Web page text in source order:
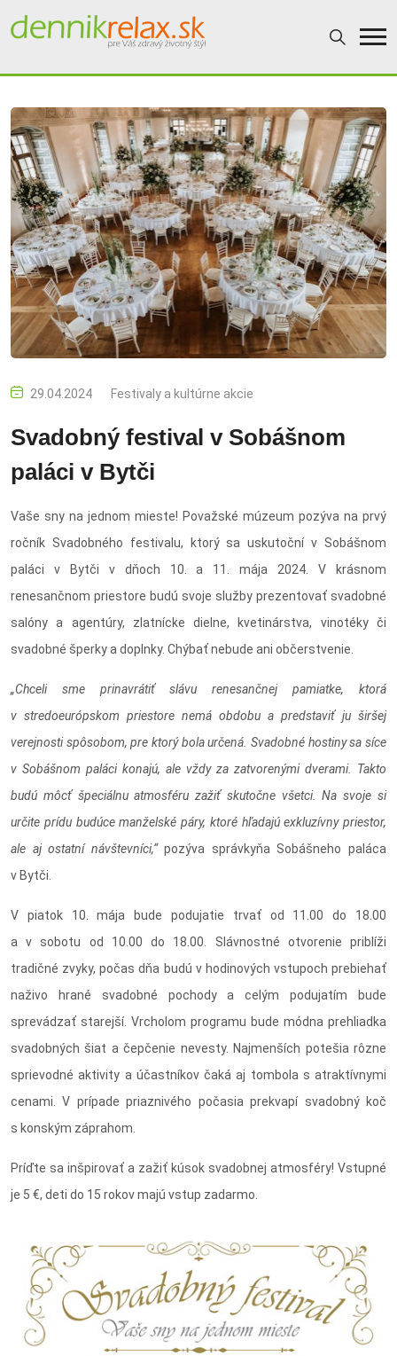
29.04.2024 Festivaly a kultúrne akcie
Svadobný festival v Sobášnom
paláci v Bytči
Vaše sny na jednom mieste! Považské múzeum pozýva na prvý
ročník Svadobného festivalu, ktorý sa uskutoční v Sobášnom
paláci v Bytči v dňoch 10. a 11. mája 2024. V krásnom
renesančnom priestore budú svoje služby prezentovať svadobné
salóny a agentúry, zlatnícke dielne, kvetinárstva, vinotéky či
svadobné šperky a doplnky. Chýbať nebude ani občerstvenie.
„Chceli sme prinavrátiť slávu renesančnej pamiatke, ktorá
v stredoeurópskom priestore nemá obdobu a predstaviť ju širšej
verejnosti spôsobom, pre ktorý bola určená. Svadobné hostiny sa síce
v Sobášnom paláci konajú, ale vždy za zatvorenými dverami. Takto
budú môcť špeciálnu atmosféru zažiť skutočne všetci. Na svoje si
určite prídu budúce manželské páry, ktoré hľadajú exkluzívny priestor,
ale aj ostatní návštevníci,“pozýva správkyňa Sobášneho paláca
v Bytči.
V piatok 10. mája bude podujatie trvať od 11.00 do 18.00
a v sobotu od 10.00 do 18.00. Slávnostné otvorenie priblíži
tradičné zvyky, počas dňa budú v hodinových vstupoch prebiehať
naživo hrané svadobné pochody a celým podujatím bude
sprevádzať starejší. Vrcholom programu bude módna prehliadka
svadobných šiat a čepčenie nevesty. Najmenších potešia rôzne
sprievodné aktivity a účastníkov čaká aj tombola s atraktívnymi
cenami. V prípade priaznivého počasia prekvapí svadobný koč
s konským záprahom.
Príďte sa inšpirovať a zažiť kúsok svadobnej atmosféry! Vstupné
je 5 €, deti do 15 rokov majú vstup zadarmo.